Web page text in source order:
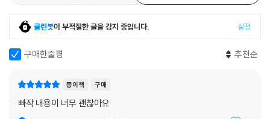
클린봇이 부적절한 글을 감지 중입니다. 설정
구매한줄평 추천순
종이책 구매
빠작 내용이 너무 괜찮아요